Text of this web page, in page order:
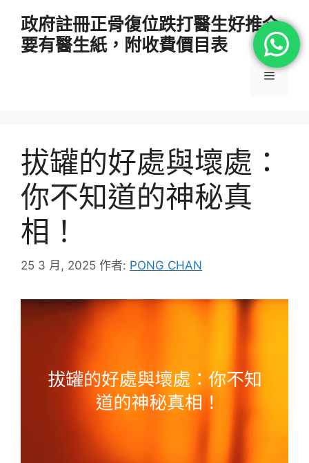
政府註冊正骨復位跌打醫生好推介
要有醫生紙，附收費價目表
選
拔罐的好處與壞處：
你不知道的神秘真
相！
25 3 月, 2025 作者: PONG CHAN